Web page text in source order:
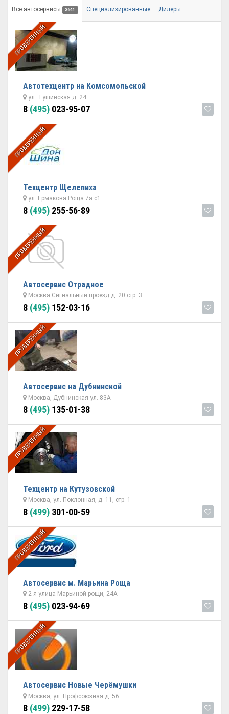
Все автосервисы 3641 Специализированные Дилеры
ПРОВЕРЕННЫЙ
Автотехцентр на Комсомольской
ул. Тушинская д. 24
8 (495) 023-95-07
ПРОВЕРЕННЫЙ
Техцентр Щелепиха
ул. Ермакова Роща 7а с1
8 (495) 255-56-89
ПРОВЕРЕННЫЙ
Автосервис Отрадное
Москва Сигнальный проезд д. 20 стр. 3
8 (495) 152-03-16
ПРОВЕРЕННЫЙ
Автосервис на Дубнинской
Москва, Дубнинская ул. 83А
8 (495) 135-01-38
ПРОВЕРЕННЫЙ
Техцентр на Кутузовской
Москва, ул. Поклонная, д. 11, стр. 1
8 (499) 301-00-59
ПРОВЕРЕННЫЙ
Автосервис м. Марьина Роща
2-я улица Марьиной рощи, 24А
8 (495) 023-94-69
ПРОВЕРЕННЫЙ
Автосервис Новые Черёмушки
Москва, ул. Профсоюзная д. 56
8 (499) 229-17-58